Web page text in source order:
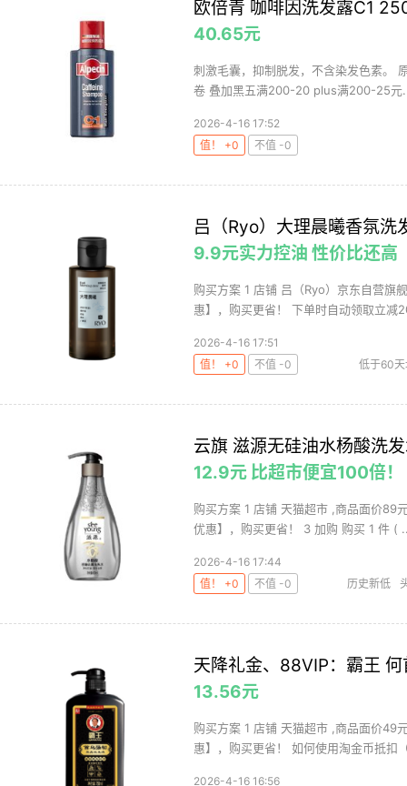
欧倍青 咖啡因洗发露C1
40.65元
刺激毛囊，抑制脱发，不含染发色素。
卷 叠加黑五满200-20 plus满200-25元
2026-4-16 17:52
值！ +0
不值 -0
吕（Ryo）大理晨曦香氛
9.9元实力控油 性价比还高
购买方案 1 店铺 吕（Ryo）京东自营
惠】，购买更省！ 下单时自动领取立减
2026-4-16 17:51
值！ +0
不值 -0 低于60
云旗 滋源无硅油水杨酸洗
12.9元 比超市便宜100倍！
购买方案 1 店铺 天猫超市 ,商品面价89
优惠】，购买更省！ 3 加购 购买 1 件 (
2026-4-16 17:44
值！ +0
不值 -0 历史新低
天降礼金、88VIP：霸王
13.56元
购买方案 1 店铺 天猫超市 ,商品面价49
惠】，购买更省！ 如何使用淘金币抵扣
2026-4-16 16:56